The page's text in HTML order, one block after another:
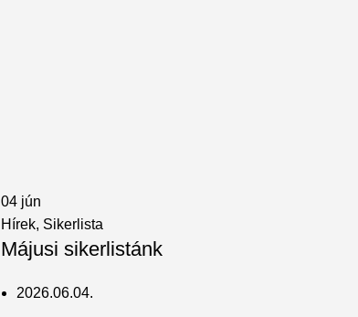
04 jún
Hírek, Sikerlista
Májusi sikerlistánk
2026.06.04.